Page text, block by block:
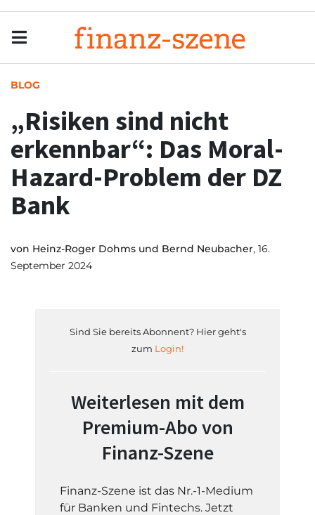
BLOG
„Risiken sind nicht
erkennbar“: Das Moral-
Hazard-Problem der DZ
Bank
von Heinz-Roger Dohms und Bernd Neubacher, 16.
September 2024
Sind Sie bereits Abonnent? Hier geht's
zum Login!
Weiterlesen mit dem
Premium-Abo von
Finanz-Szene
Finanz-Szene ist das Nr.-1-Medium
für Banken und Fintechs. Jetzt